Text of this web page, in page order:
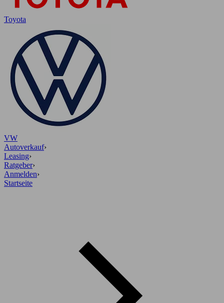
Toyota
VW
Autoverkauf›
Leasing›
Ratgeber›
Anmelden›
Startseite